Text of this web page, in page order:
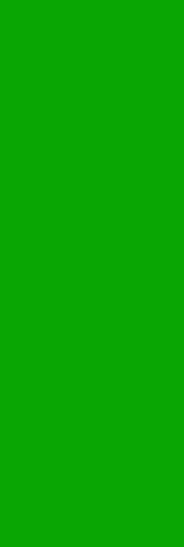
Vale do
evento
de
de
para o setor. O